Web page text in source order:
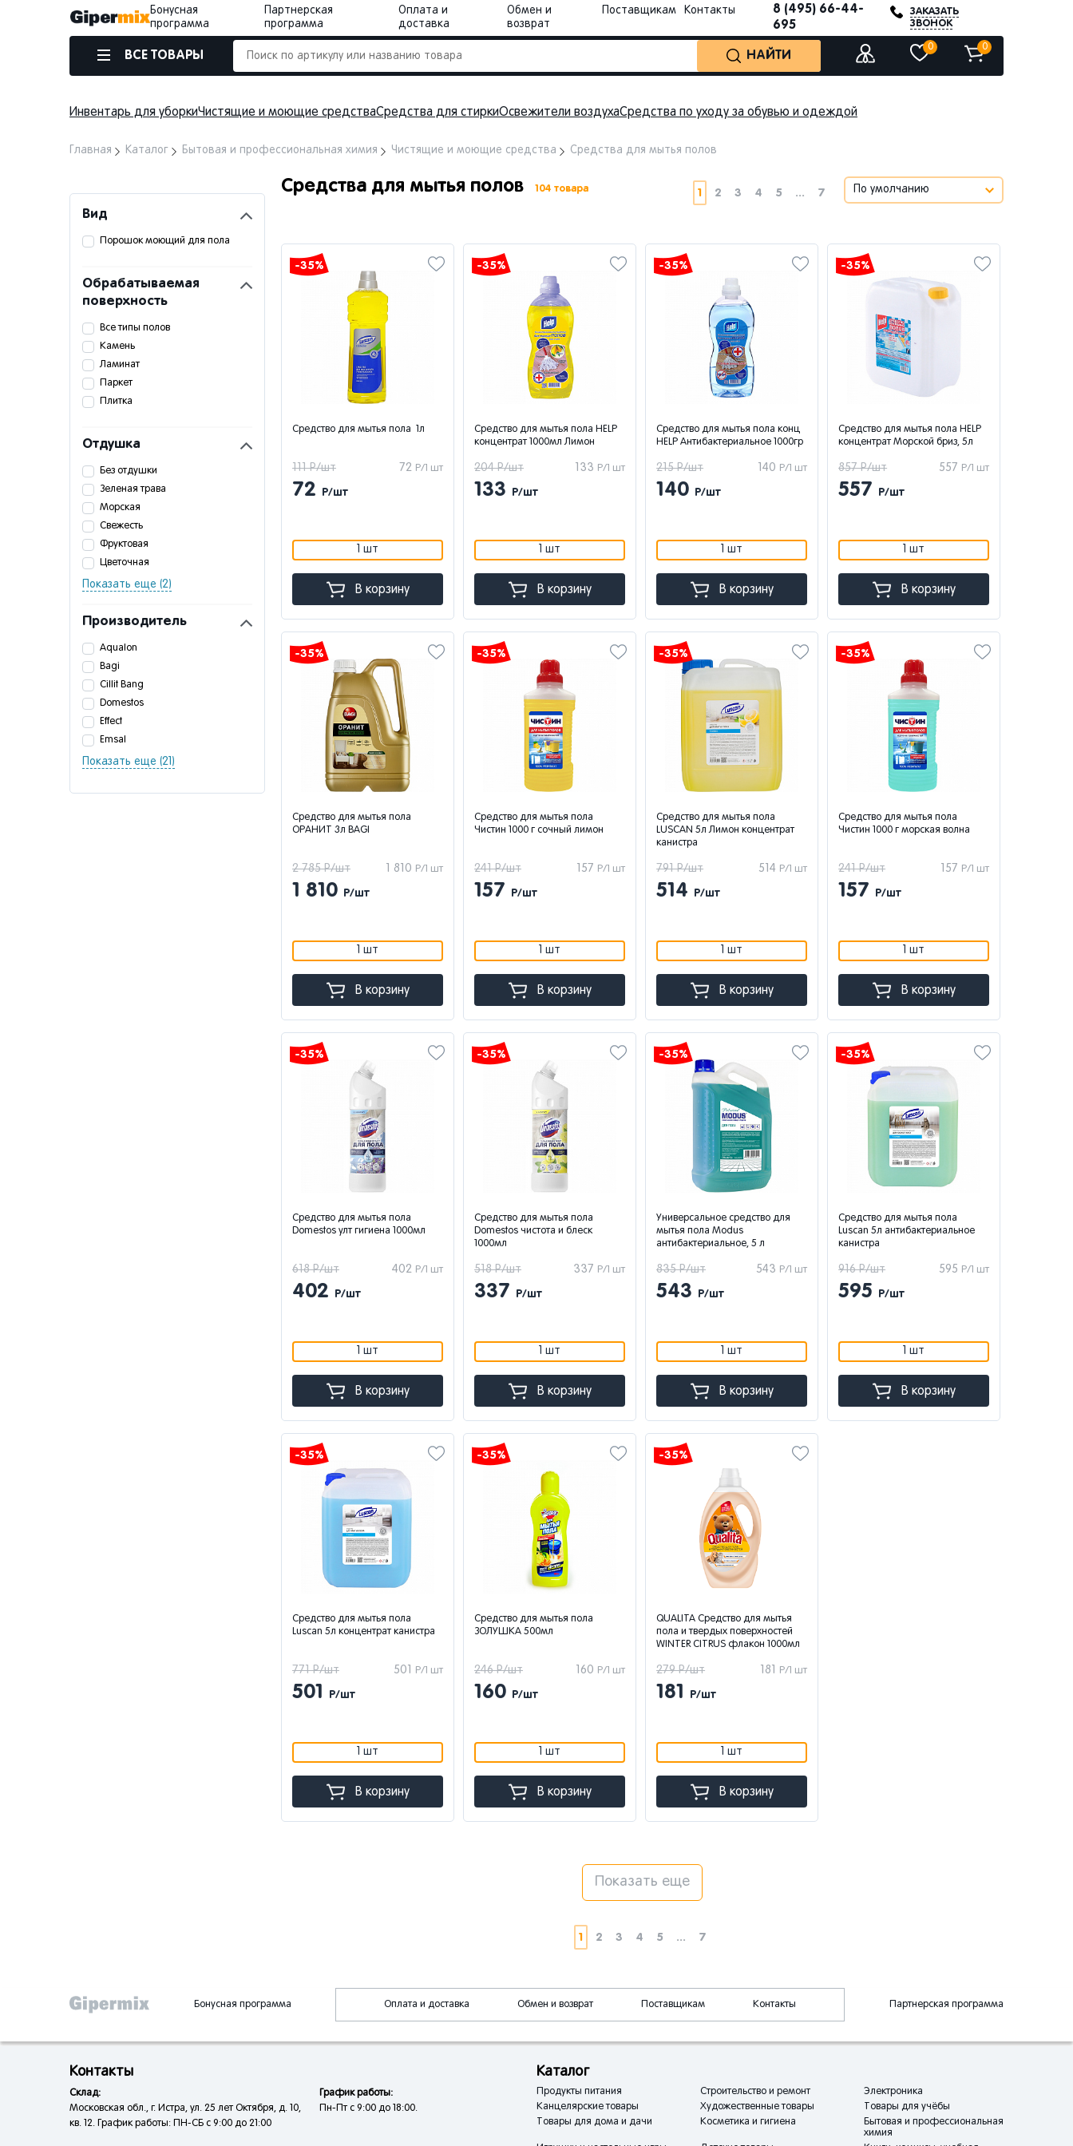
Бонусная
программа
Партнерская
программа
Оплата и
доставка
Обмен и
возврат
Поставщикам Контакты
8 (495) 66-44-
695
ЗАКАЗАТЬ
ЗВОНОК
ВСЕ ТОВАРЫ НАЙТИ
0 0
Инвентарь для уборкиЧистящие и моющие средстваСредства для стиркиОсвежители воздухаСредства по уходу за обувью и одеждой
Главная Каталог Бытовая и профессиональная химия Чистящие и моющие средства Средства для мытья полов
Вид
Порошок моющий для пола
Обрабатываемая
поверхность
Все типы полов
Камень
Ламинат
Паркет
Плитка
Отдушка
Без отдушки
Зеленая трава
Морская
Свежесть
Фруктовая
Цветочная
Показать еще (2)
Производитель
Aqualon
Bagi
Cillit Bang
Domestos
Effect
Emsal
Показать еще (21)
Средства для мытья полов 104 товара 1 2 3 4 5 ... 7
-35%
Средство для мытья пола 1л
72 Р/1 шт
111 Р/шт
72 Р/шт
1 шт
В корзину
-35%
Средство для мытья пола HELP
концентрат 1000мл Лимон
133 Р/1 шт
204 Р/шт
133 Р/шт
1 шт
В корзину
-35%
Средство для мытья пола конц
HELP Антибактериальное 1000гр
140 Р/1 шт
215 Р/шт
140 Р/шт
1 шт
В корзину
-35%
Средство для мытья пола HELP
концентрат Морской бриз, 5л
557 Р/1 шт
857 Р/шт
557 Р/шт
1 шт
В корзину
-35%
Средство для мытья пола
ОРАНИТ 3л BAGI
1 810 Р/1 шт
2 785 Р/шт
1 810 Р/шт
1 шт
В корзину
-35%
Средство для мытья пола
Чистин 1000 г сочный лимон
157 Р/1 шт
241 Р/шт
157 Р/шт
1 шт
В корзину
-35%
Средство для мытья пола
LUSCAN 5л Лимон концентрат
канистра
514 Р/1 шт
791 Р/шт
514 Р/шт
1 шт
В корзину
-35%
Средство для мытья пола
Чистин 1000 г морская волна
157 Р/1 шт
241 Р/шт
157 Р/шт
1 шт
В корзину
-35%
Средство для мытья пола
Domestos улт гигиена 1000мл
402 Р/1 шт
618 Р/шт
402 Р/шт
1 шт
В корзину
-35%
Средство для мытья пола
Domestos чистота и блеск
1000мл
337 Р/1 шт
518 Р/шт
337 Р/шт
1 шт
В корзину
-35%
Универсальное средство для
мытья пола Modus
антибактериальное, 5 л
543 Р/1 шт
835 Р/шт
543 Р/шт
1 шт
В корзину
-35%
Средство для мытья пола
Luscan 5л антибактериальное
канистра
595 Р/1 шт
916 Р/шт
595 Р/шт
1 шт
В корзину
-35%
Средство для мытья пола
Luscan 5л концентрат канистра
501 Р/1 шт
771 Р/шт
501 Р/шт
1 шт
В корзину
-35%
Средство для мытья пола
ЗОЛУШКА 500мл
160 Р/1 шт
246 Р/шт
160 Р/шт
1 шт
В корзину
-35%
QUALITA Средство для мытья
пола и твердых поверхностей
WINTER CITRUS флакон 1000мл
181 Р/1 шт
279 Р/шт
181 Р/шт
1 шт
В корзину
Показать еще
1 2 3 4 5 ... 7
Бонусная программа Оплата и доставка Обмен и возврат Поставщикам Контакты Партнерская программа
Контакты
Склад:
Московская обл., г. Истра, ул. 25 лет Октября, д. 10,
кв. 12. График работы: ПН-СБ с 9:00 до 21:00
График работы:
Пн-Пт с 9:00 до 18:00.
Каталог
Продукты питания Строительство и ремонт
Электроника
Канцелярские товары
Художественные товары
Товары для учёбы
Товары для дома и дачи
Косметика и гигиена
Бытовая и профессиональная
химия